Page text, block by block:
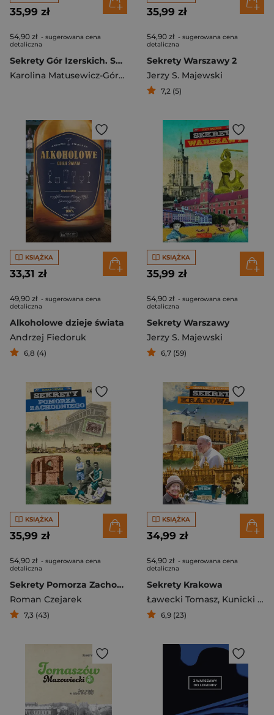
35,99 zł
54,90 zł - sugerowana cena
detaliczna
Sekrety Gór Izerskich. Sekrety
Karolina Matusewicz-Górniak
35,99 zł
54,90 zł - sugerowana cena
detaliczna
Sekrety Warszawy 2
Jerzy S. Majewski
7,2 (5)
KSIĄŻKA
33,31 zł
49,90 zł - sugerowana cena
detaliczna
Alkoholowe dzieje świata
Andrzej Fiedoruk
6,8 (4)
KSIĄŻKA
35,99 zł
54,90 zł - sugerowana cena
detaliczna
Sekrety Warszawy
Jerzy S. Majewski
6,7 (59)
KSIĄŻKA
35,99 zł
54,90 zł - sugerowana cena
detaliczna
Sekrety Pomorza Zachodniego
Roman Czejarek
7,3 (43)
KSIĄŻKA
34,99 zł
54,90 zł - sugerowana cena
detaliczna
Sekrety Krakowa
Ławecki Tomasz, Kunicki Kazimierz
6,9 (23)